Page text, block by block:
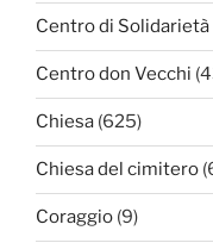
Centro di Solidarietà
Centro don Vecchi
Chiesa (625)
Chiesa del cimitero
Coraggio (9)